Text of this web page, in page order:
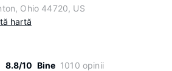
Ohio 44720, US
hartă
8.8/10 Bine 1010 opinii